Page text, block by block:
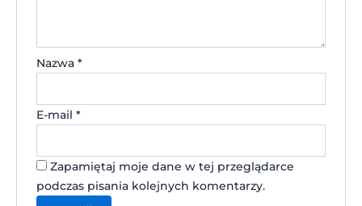
Nazwa*
E-mail*
Zapamiętaj moje dane w tej przeglądarce
podczas pisania kolejnych komentarzy.